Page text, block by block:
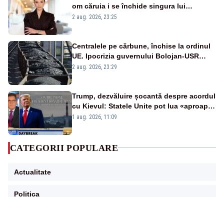
om căruia i se închide singura lui
portiță?”
2 aug. 2026, 23:25
Centralele pe cărbune, închise la ordinul
UE. Ipocrizia guvernului Bolojan-USR
după starea de alertă
2 aug. 2026, 23:29
Trump, dezvăluire șocantă despre acordul
cu Kievul: Statele Unite pot lua «aproape
tot ce vor» din minele Ucrainei”
1 aug. 2026, 11:09
CATEGORII POPULARE
Actualitate
Politica